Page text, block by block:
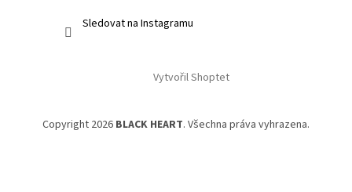
Sledovat na Instagramu
Vytvořil Shoptet
Copyright 2026 BLACK HEART. Všechna práva vyhrazena.